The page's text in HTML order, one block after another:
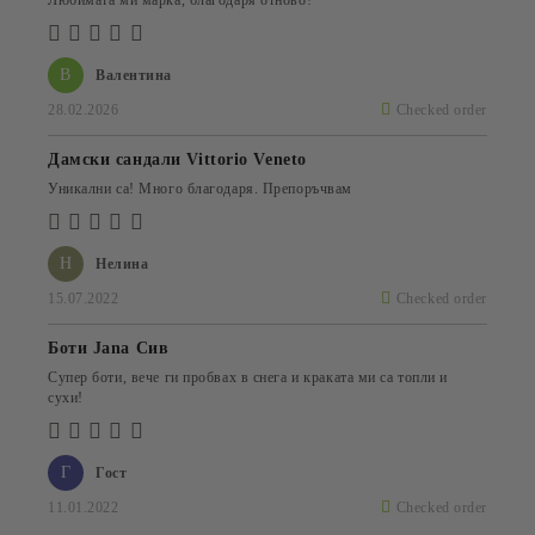
В Валентина
28.02.2026 Checked order
Н Нелина
15.07.2022 Checked order
Дамски сандали Vittorio Veneto
Уникални са! Много благодаря. Препоръчвам
Г Гост
11.01.2022 Checked order
Боти Jana Сив
Супер боти, вече ги пробвах в снега и краката ми са топли и
сухи!